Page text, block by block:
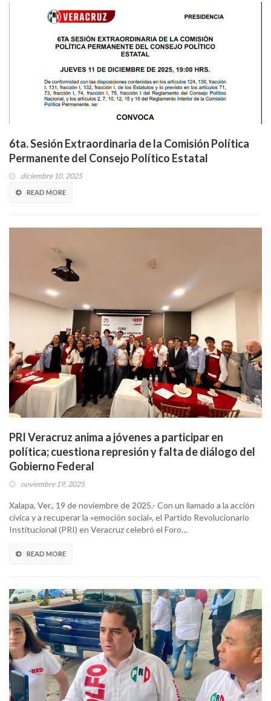
6ta. Sesión Extraordinaria de la Comisión Política
Permanente del Consejo Político Estatal
diciembre 10, 2025
READ MORE
PRI Veracruz anima a jóvenes a participar en
política; cuestiona represión y falta de diálogo del
Gobierno Federal
noviembre 19, 2025
Xalapa, Ver., 19 de noviembre de 2025.- Con un llamado a la acción
cívica y a recuperar la «emoción social», el Partido Revolucionario
Institucional (PRI) en Veracruz celebró el Foro…
READ MORE